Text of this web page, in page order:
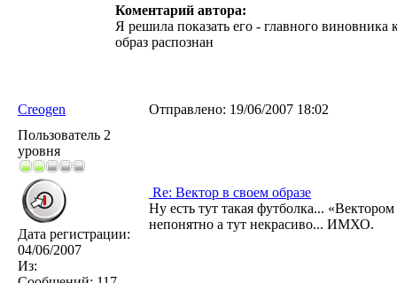
Коментарий автора:
Я решила показать его - главного виновника
образ распознан
Creogen Отправлено: 19/06/2007 18:02
Пользователь 2
уровня
Дата регистрации:
04/06/2007
Из:
Re: Вектор в своем образе
Ну есть тут такая футболка...
непонятно а тут некрасиво... ИМХО.